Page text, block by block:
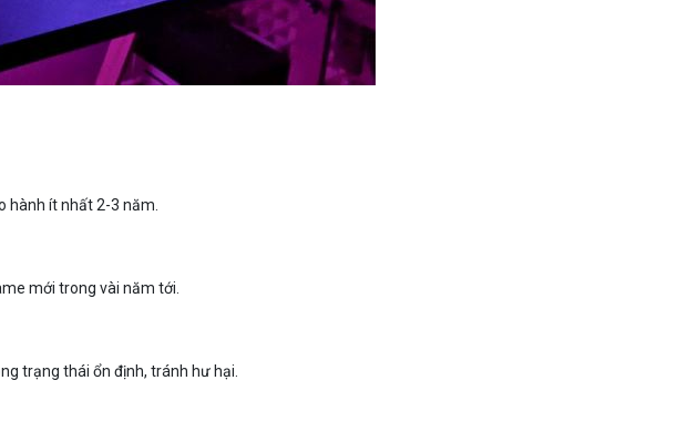
hành ít nhất 2-3 năm.
mới trong vài năm tới.
trạng thái ổn định, tránh hư hại.